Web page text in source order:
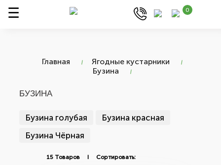
0
Главная
Ягодные кустарники
Бузина
БУЗИНА
Бузина голубая
Бузина красная
Бузина Чёрная
15 Товаров I Сортировать: